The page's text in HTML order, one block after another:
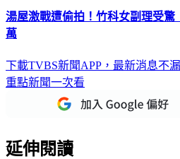
湯屋激戰遭偷拍！竹科女副理受驚
萬
下載TVBS新聞APP，最新消息不
重點新聞一次看
延伸閱讀